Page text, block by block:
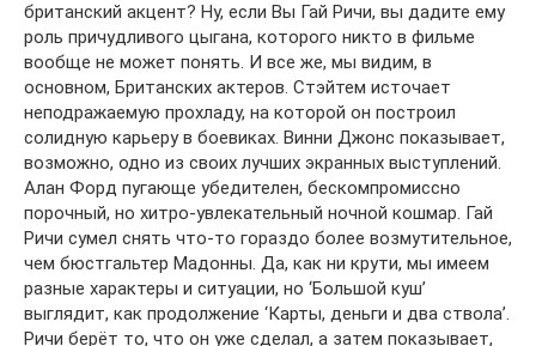
британский акцент? Ну, если Вы Гай Ричи, вы дадите ему
роль причудливого цыгана, которого никто в фильме
вообще не может понять. И все же, мы видим, в
основном, Британских актеров. Стэйтем источает
неподражаемую прохладу, на которой он построил
солидную карьеру в боевиках. Винни Джонс показывает,
возможно, одно из своих лучших экранных выступлений.
Алан Форд пугающе убедителен, бескомпромиссно
порочный, но хитро-увлекательный ночной кошмар. Гай
Ричи сумел снять что-то гораздо более возмутительное,
чем бюстгальтер Мадонны. Да, как ни крути, мы имеем
разные характеры и ситуации, но ‘Большой куш’
выглядит, как продолжение ‘Карты, деньги и два ствола’.
Ричи берёт то, что он уже сделал, а затем показывает,